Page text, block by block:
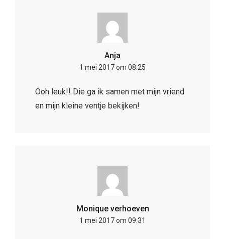
Anja
1 mei 2017 om 08:25
Ooh leuk!! Die ga ik samen met mijn vriend
en mijn kleine ventje bekijken!
Monique verhoeven
1 mei 2017 om 09:31